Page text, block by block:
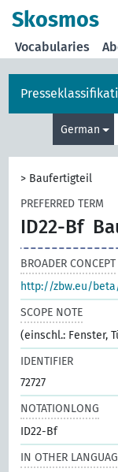
Skosmos
Vocabularies
German
> Baufertigteil
PREFERRED TERM
ID22-Bf
BROADER CONCEPT
http://zbw.eu/
SCOPE NOTE
(einschl.: Fenster,
IDENTIFIER
72727
NOTATIONLONG
ID22-Bf
IN OTHER